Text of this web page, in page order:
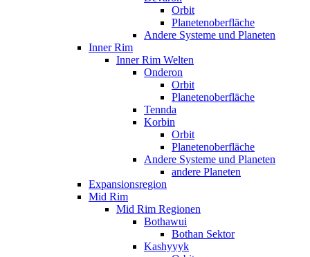
Orbit
Planetenoberfläche
Andere Systeme und Planeten
Inner Rim
Inner Rim Welten
Onderon
Orbit
Planetenoberfläche
Tennda
Korbin
Orbit
Planetenoberfläche
Andere Systeme und Planeten
andere Planeten
Expansionsregion
Mid Rim
Mid Rim Regionen
Bothawui
Bothan Sektor
Kashyyyk